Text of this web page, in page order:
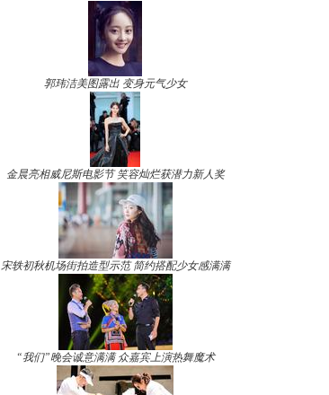
郭玮洁美图露出 变身元气少女
金晨亮相威尼斯电影节 笑容灿烂获潜力新人奖
宋轶初秋机场街拍造型示范 简约搭配少女感满满
“我们”晚会诚意满满 众嘉宾上演热舞魔术